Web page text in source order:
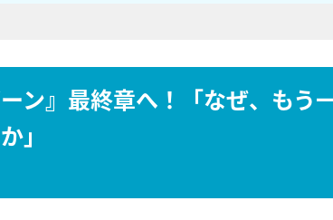
ン』最終章へ！「なぜ、もう
」